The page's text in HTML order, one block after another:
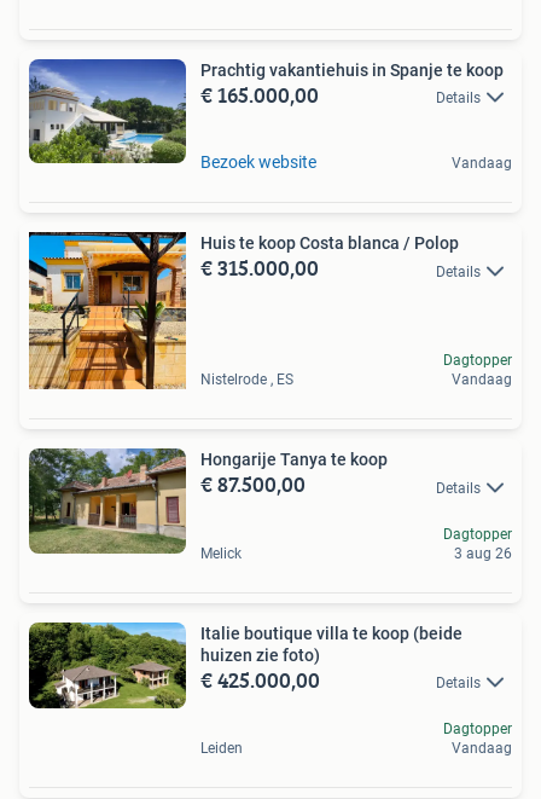
Prachtig vakantiehuis in Spanje te koop
€ 165.000,00 Details
Bezoek website Vandaag
Huis te koop Costa blanca / Polop
€ 315.000,00 Details
Nistelrode , ES
Dagtopper
Vandaag
Hongarije Tanya te koop
€ 87.500,00 Details
Melick
Dagtopper
3 aug 26
Italie boutique villa te koop (beide
huizen zie foto)
€ 425.000,00 Details
Leiden
Dagtopper
Vandaag